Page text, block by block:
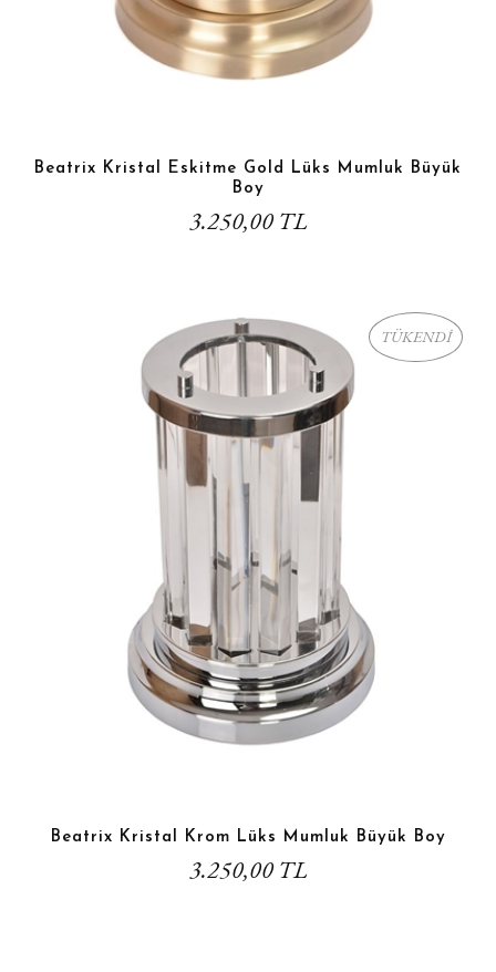
Beatrix Kristal Eskitme Gold Lüks Mumluk Büyük
Boy
3.250,00 TL
TÜKENDİ
Beatrix Kristal Krom Lüks Mumluk Büyük Boy
3.250,00 TL